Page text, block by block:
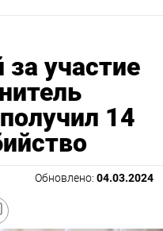
участие
14
Обновлено: 04.03.2024